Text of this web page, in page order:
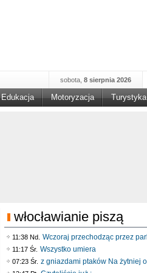
sobota, 8 sierpnia 2026
Edukacja Motoryzacja Turystyka
włocławianie piszą
11:38 Nd. Wczoraj przechodząc przez
11:17 Śr. Wszystko umiera
07:23 Śr. z gniazdami ptaków Na żytniej